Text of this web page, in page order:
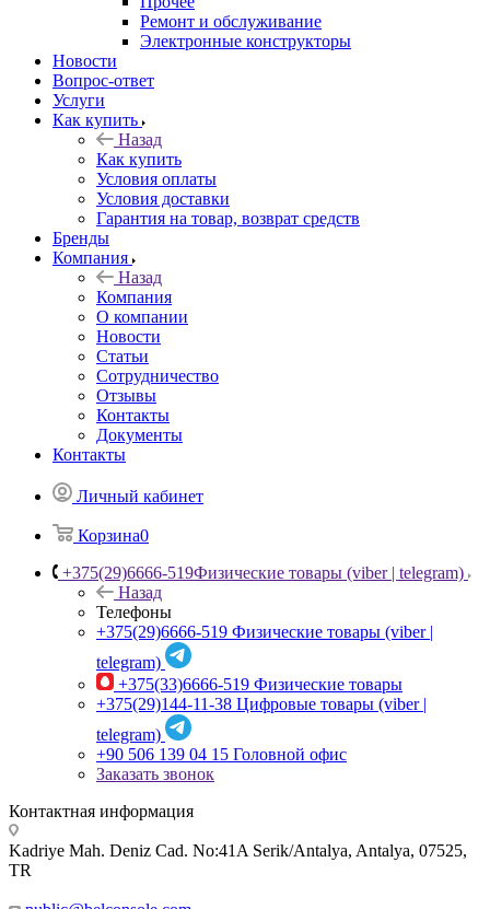
Ремонт и обслуживание
Электронные конструкторы
Новости
Вопрос-ответ
Услуги
Как купить
Назад
Как купить
Условия оплаты
Условия доставки
Гарантия на товар, возврат средств
Бренды
Компания
Назад
Компания
О компании
Новости
Статьи
Сотрудничество
Отзывы
Контакты
Документы
Контакты
Личный кабинет
Корзина0
+375(29)6666-519Физические товары (viber | telegram)
Назад
Телефоны
+375(29)6666-519 Физические товары (viber |
telegram)
+375(33)6666-519 Физические товары
+375(29)144-11-38 Цифровые товары (viber |
telegram)
+90 506 139 04 15 Головной офис
Заказать звонок
Контактная информация
Kadriye Mah. Deniz Cad. No:41A Serik/Antalya, Antalya, 07525,
TR